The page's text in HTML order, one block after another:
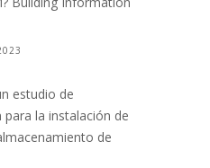
estudio de
la instalación de
de